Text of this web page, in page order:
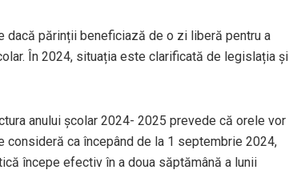
dacă părinții beneficiază de o zi liberă pentru a
În 2024, situația este clarificată de legislația și
anului școlar 2024- 2025 prevede că orele vor
ca începând de la 1 septembrie 2024,
începe efectiv în a doua săptămână a lunii